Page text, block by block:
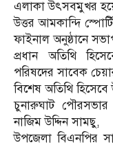
এলাকা উৎসবমুখর
উত্তর আমকান্দি
ফাইনাল অনুষ্ঠানে
প্রধান অতিথি
পরিষদের সাবেক
বিশেষ অতিথি
চুনারুঘাট
নাজিম উদ্দিন সামছু,
উপজেলা বিএনপির